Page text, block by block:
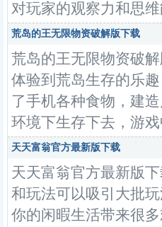
对玩家的观察力和思
荒岛的王无限物资破解版下载
荒岛的王无限物资破
体验到荒岛生存的乐
了手机各种食物，建
环境下生存下去，游
天天富翁官方最新版下载
天天富翁官方最新版
和玩法可以吸引大批
你的闲暇生活带来很